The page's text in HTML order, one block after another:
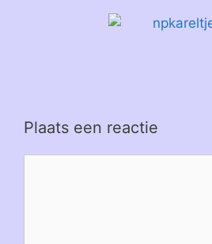
Plaats een reactie